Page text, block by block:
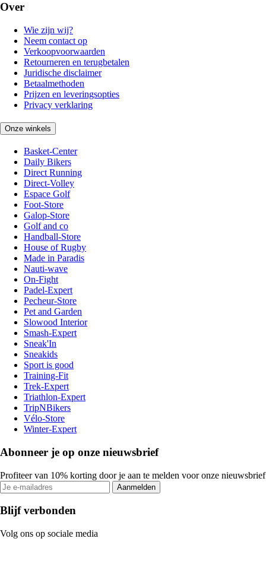
Over
Wie zijn wij?
Neem contact op
Verkoopvoorwaarden
Retourneren en terugbetalen
Juridische disclaimer
Betaalmethoden
Prijzen en leveringsopties
Privacy verklaring
Onze winkels
Basket-Center
Daily Bikers
Direct Running
Direct-Volley
Espace Golf
Foot-Store
Galop-Store
Golf and co
Handball-Store
House of Rugby
Made in Paradis
Nauti-wave
On-Fight
Padel-Expert
Pecheur-Store
Pet and Garden
Slowood Interior
Smash-Expert
Sneak'In
Sneakids
Sport is good
Training-Fit
Trek-Expert
Triathlon-Expert
TripNBikers
Vélo-Store
Winter-Expert
Abonneer je op onze nieuwsbrief
Profiteer van 10% korting door je aan te melden voor onze nieuwsbrief
Aanmelden
Blijf verbonden
Volg ons op sociale media